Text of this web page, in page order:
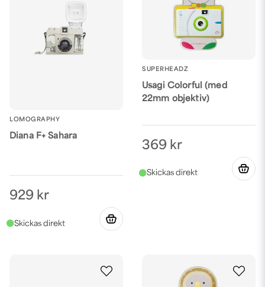
LOMOGRAPHY
Diana F+ Sahara
929 kr
SUPERHEADZ
Usagi Colorful (med
22mm objektiv)
369 kr